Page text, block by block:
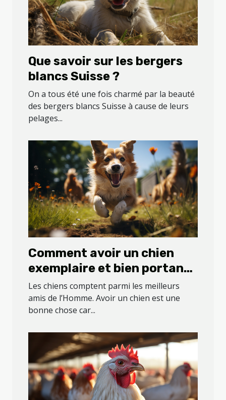
Que savoir sur les bergers
blancs Suisse ?
On a tous été une fois charmé par la beauté
des bergers blancs Suisse à cause de leurs
pelages...
Comment avoir un chien
exemplaire et bien portant
?
Les chiens comptent parmi les meilleurs
amis de l’Homme. Avoir un chien est une
bonne chose car...